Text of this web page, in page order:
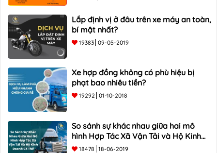
Lắp định vị ở đâu trên xe máy an toàn,
bí mật nhất?
19383 09-05-2019
Xe hợp đồng không có phù hiệu bị
phạt bao nhiêu tiền?
19292 01-10-2018
So sánh sự khác nhau giữa hai mô
hình Hợp Tác Xã Vận Tải và Hộ Kinh
Doanh Cá Thể
18478 18-06-2019